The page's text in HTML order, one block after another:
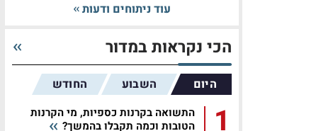
עוד ניתוחים ודעות
הכי נקראות במדור
היום השבוע החודש
1
התשואה בקרנות כספיות, מי הקרנות
הטובות וכמה תקבלו בהמשך?